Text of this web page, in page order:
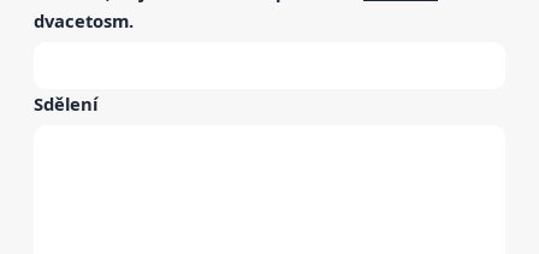
dvacetosm.
Sdělení